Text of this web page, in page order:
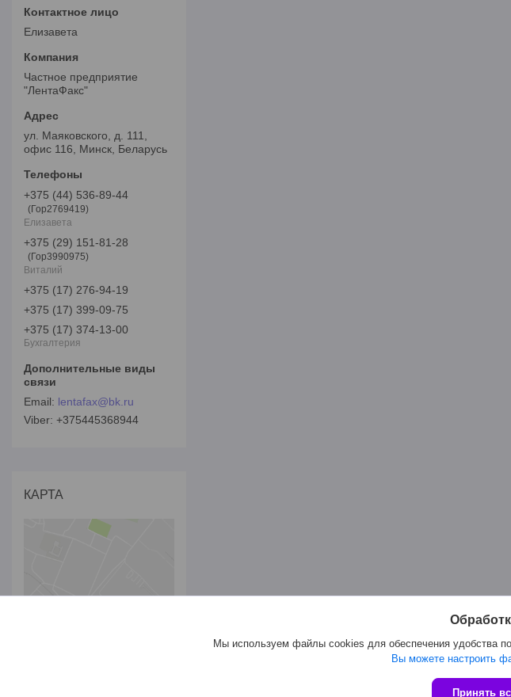
Елизавета
Частное предприятие
"ЛентаФакс"
ул. Маяковского, д. 111,
офис 116, Минск, Беларусь
+375 (44) 536-89-44
Гор2769419
Елизавета
+375 (29) 151-81-28
Гор3990975
Виталий
+375 (17) 276-94-19
+375 (17) 399-09-75
+375 (17) 374-13-00
Бухгалтерия
lentafax@bk.ru
+375445368944
КАРТА
Сайт
Мы используем файлы cookies для обеспечения удобства
Вы можете настроить
Принять